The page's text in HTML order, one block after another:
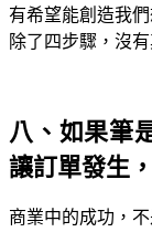
有希望能創造我
除了四步驟，沒
八、如果筆
讓訂單發生
商業中的成功，